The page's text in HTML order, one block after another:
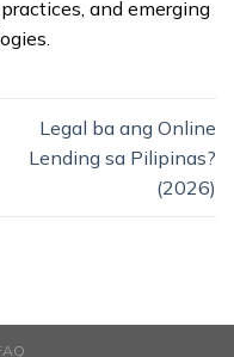
and emerging
Legal ba ang Online
Lending sa Pilipinas?
(2026)